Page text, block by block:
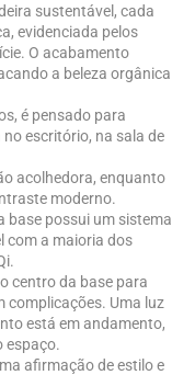
sustentável, cada
evidenciada pelos
O acabamento
a beleza orgânica
é pensado para
escritório, na sala de
acolhedora, enquanto
moderno.
base possui um sistema
com a maioria dos
centro da base para
complicações. Uma luz
está em andamento,
espaço.
afirmação de estilo e